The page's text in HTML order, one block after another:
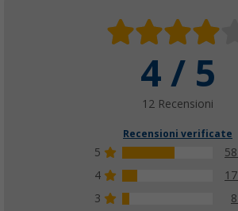
4 / 5
12 Recensioni
Recensioni verificate
5
4
3